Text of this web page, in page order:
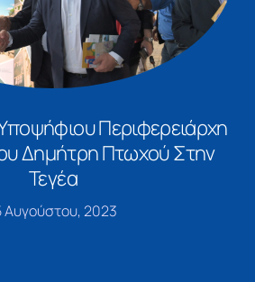
Περιφερειάρχη
Δημήτρη Πτωχού Στην
Τεγέα
Αυγούστου, 2023